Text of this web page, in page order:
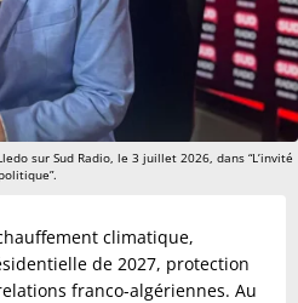
sur Sud Radio, le 3 juillet 2026, dans “L’invité
climatique,
de 2027, protection
franco-algériennes. Au